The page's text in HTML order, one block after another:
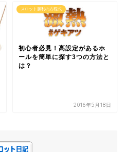
スロット勝利の方程式
初心者必見！高設定があるホ
ールを簡単に探す3つの方法と
は？
2016年5月18日